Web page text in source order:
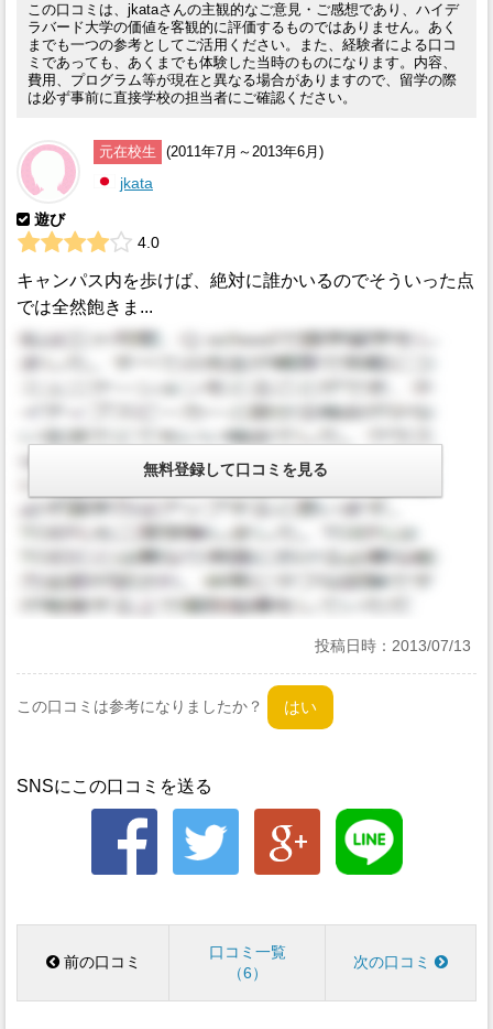
この口コミは、jkataさんの主観的なご意見・ご感想であり、ハイデ
ラバード大学の価値を客観的に評価するものではありません。あく
までも一つの参考としてご活用ください。また、経験者による口コ
ミであっても、あくまでも体験した当時のものになります。内容、
費用、プログラム等が現在と異なる場合がありますので、留学の際
は必ず事前に直接学校の担当者にご確認ください。
元在校生 (2011年7月～2013年6月)
jkata
遊び
4.0
キャンパス内を歩けば、絶対に誰かいるのでそういった点
では全然飽きま...
投稿日時： 2013/07/13
この口コミは参考になりましたか？
SNSにこの口コミを送る
前の口コミ
口コミ一覧
6
次の口コミ